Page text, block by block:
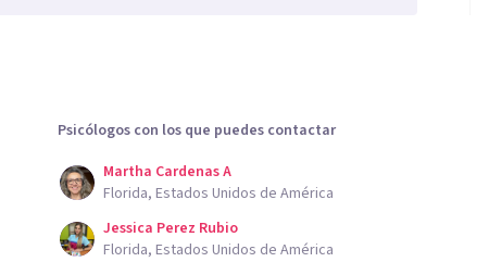
Psicólogos con los que puedes contactar
Martha Cardenas A
Florida, Estados Unidos de América
Jessica Perez Rubio
Florida, Estados Unidos de América